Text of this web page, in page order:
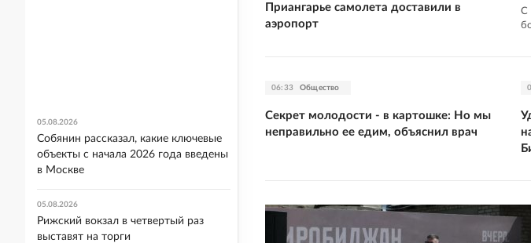
Приангарье самолета доставили в
аэропорт
С
06:33 Общество
Секрет молодости - в картошке: Но мы
неправильно ее едим, объяснил врач
05.08.2026
Собянин рассказал, какие ключевые
объекты с начала 2026 года введены
в Москве
05.08.2026
Рижский вокзал в четвертый раз
выставят на торги